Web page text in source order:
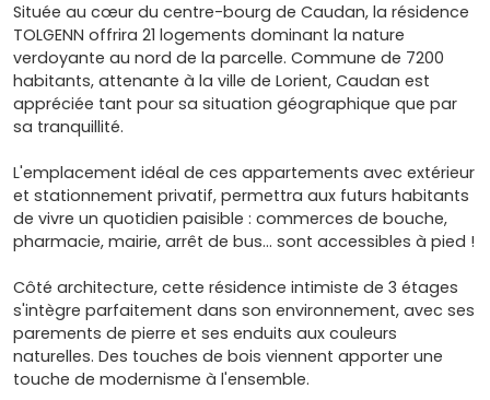
Située au cœur du centre-bourg de Caudan, la résidence
TOLGENN offrira 21 logements dominant la nature
verdoyante au nord de la parcelle. Commune de 7200
habitants, attenante à la ville de Lorient, Caudan est
appréciée tant pour sa situation géographique que par
sa tranquillité.
L'emplacement idéal de ces appartements avec extérieur
et stationnement privatif, permettra aux futurs habitants
de vivre un quotidien paisible : commerces de bouche,
pharmacie, mairie, arrêt de bus… sont accessibles à pied !
Côté architecture, cette résidence intimiste de 3 étages
s'intègre parfaitement dans son environnement, avec ses
parements de pierre et ses enduits aux couleurs
naturelles. Des touches de bois viennent apporter une
touche de modernisme à l'ensemble.